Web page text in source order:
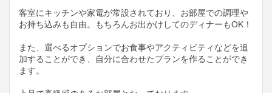
客室にキッチンや家電が常設されており、お部屋での調理や
お持ち込みも自由。もちろんお出かけしてのディナーもOK！
また、選べるオプションでお食事やアクティビティなどを追
加することができ、自分に合わせたプランを作ることができ
ます。